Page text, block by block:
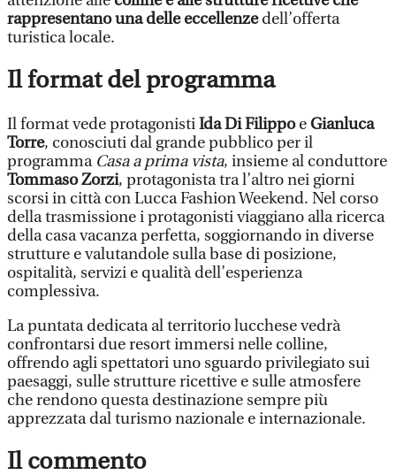
rappresentano una delle eccellenzedell’offerta
turistica locale.
Il format del programma
Il format vede protagonistiIda Di FilippoeGianluca
Torre, conosciuti dal grande pubblico per il
programmaCasa a prima vista, insieme al conduttore
Tommaso Zorzi, protagonista tra l’altro nei giorni
scorsi in città con Lucca Fashion Weekend. Nel corso
della trasmissione i protagonisti viaggiano alla ricerca
della casa vacanza perfetta, soggiornando in diverse
strutture e valutandole sulla base di posizione,
ospitalità, servizi e qualità dell’esperienza
complessiva.
La puntata dedicata al territorio lucchese vedrà
confrontarsi due resort immersi nelle colline,
offrendo agli spettatori uno sguardo privilegiato sui
paesaggi, sulle strutture ricettive e sulle atmosfere
che rendono questa destinazione sempre più
apprezzata dal turismo nazionale e internazionale.
Il commento